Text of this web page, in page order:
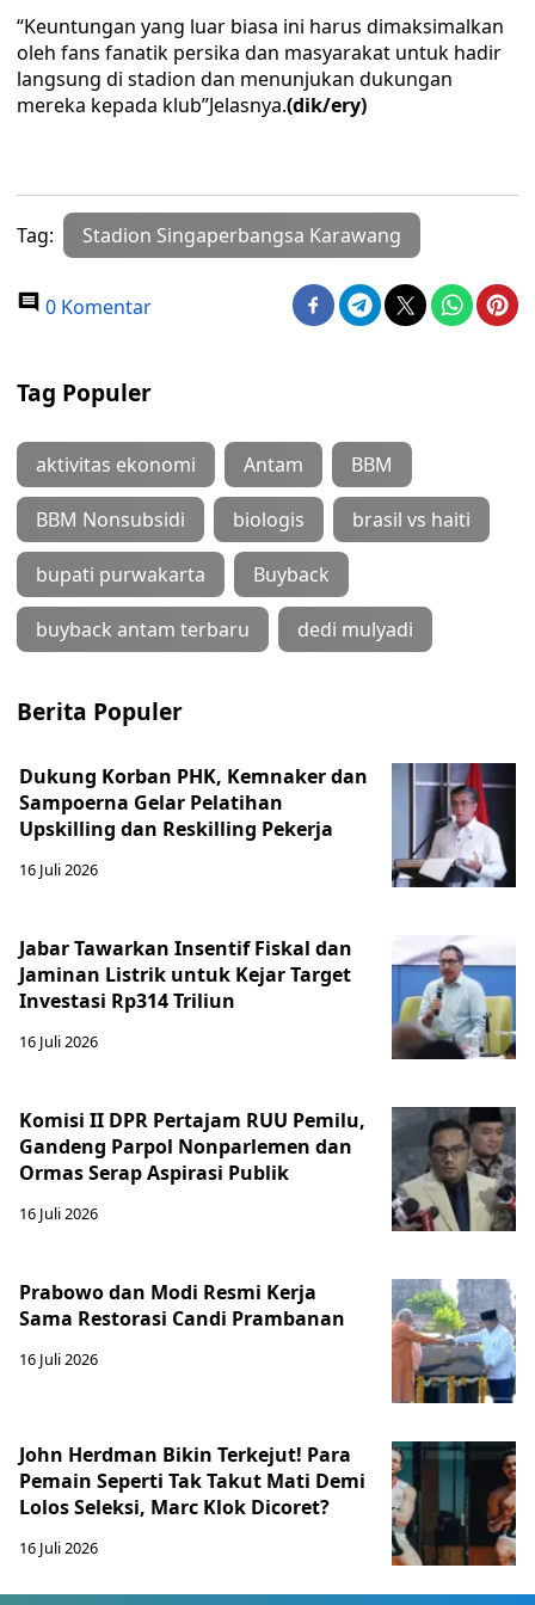
“Keuntungan yang luar biasa ini harus dimaksimalkan
oleh fans fanatik persika dan masyarakat untuk hadir
langsung di stadion dan menunjukan dukungan
mereka kepada klub”Jelasnya.(dik/ery)
Tag: Stadion Singaperbangsa Karawang
0 Komentar
Tag Populer
aktivitas ekonomi Antam BBM
BBM Nonsubsidi biologis brasil vs haiti
bupati purwakarta Buyback
buyback antam terbaru dedi mulyadi
Berita Populer
Dukung Korban PHK, Kemnaker dan
Sampoerna Gelar Pelatihan
Upskilling dan Reskilling Pekerja
16 Juli 2026
Jabar Tawarkan Insentif Fiskal dan
Jaminan Listrik untuk Kejar Target
Investasi Rp314 Triliun
16 Juli 2026
Komisi II DPR Pertajam RUU Pemilu,
Gandeng Parpol Nonparlemen dan
Ormas Serap Aspirasi Publik
16 Juli 2026
Prabowo dan Modi Resmi Kerja
Sama Restorasi Candi Prambanan
16 Juli 2026
John Herdman Bikin Terkejut! Para
Pemain Seperti Tak Takut Mati Demi
Lolos Seleksi, Marc Klok Dicoret?
16 Juli 2026